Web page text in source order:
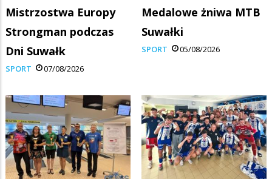
Mistrzostwa Europy
Strongman podczas
Dni Suwałk
SPORT 07/08/2026
Medalowe żniwa MTB
Suwałki
SPORT 05/08/2026